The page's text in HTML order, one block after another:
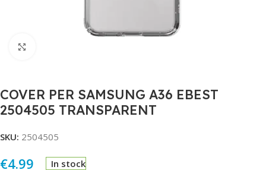
COVER PER SAMSUNG A36 EBEST
2504505 TRANSPARENT
SKU: 2504505
€4.99 In stock